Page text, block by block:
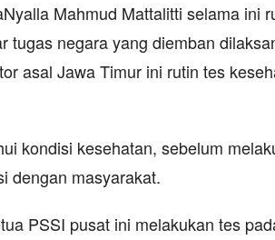
Mahmud Mattalitti selama ini
tugas negara yang diemban
asal Jawa Timur ini rutin tes
kondisi kesehatan, sebelum
dengan masyarakat.
PSSI pusat ini melakukan tes